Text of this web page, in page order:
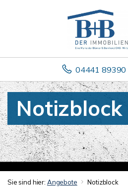
04441 89390
Notizblock
Sie sind hier: Angebote Notizblock